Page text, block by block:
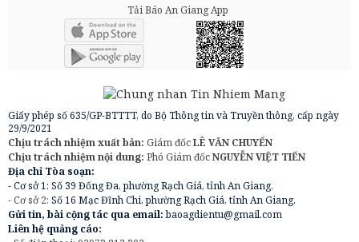
Tải Báo An Giang App
Giấy phép số 635/GP-BTTTT, do Bộ Thông tin và Truyền thông, cấp ngày
29/9/2021
Chịu trách nhiệm xuất bản: Giám đốcLÊ VĂN CHUYỂN
Chịu trách nhiệm nội dung: Phó Giám đốcNGUYỄN VIỆT TIẾN
Địa chỉ Tòa soạn:
- Cơ sở 1: Số 39 Đống Đa, phường Rạch Giá, tỉnh An Giang.
- Cơ sở 2: Số 16 Mạc Đĩnh Chi, phường Rạch Giá, tỉnh An Giang.
Gửi tin, bài cộng tác qua email:baoagdientu@gmail.com
Liên hệ quảng cáo: